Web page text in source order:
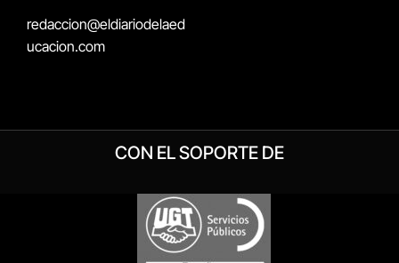
redaccion@eldiariodelaed
ucacion.com
CON EL SOPORTE DE